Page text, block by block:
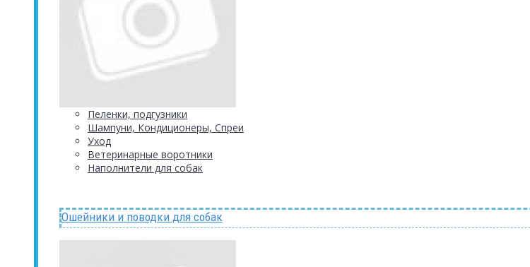
Пеленки, подгузники
Шампуни, Кондиционеры, Спреи
Уход
Ветеринарные воротники
Наполнители для собак
Ошейники и поводки для собак